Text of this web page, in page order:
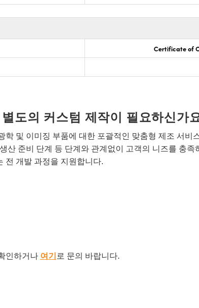
Certificate of
도의 커스텀 제작이 필요하신가
및 이미징 부품에 대한 포괄적인 맞춤형 제조 서비
산 준비 단계 등 단계와 관계없이 고객의 니즈를 충족
전 개발 과정을 지원합니다.
인하거나 여기 로 문의 바랍니다.